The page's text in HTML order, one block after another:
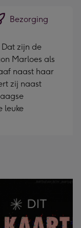
Bezorging
zijn de
Marloes als
naast haar
zij naast
leuke